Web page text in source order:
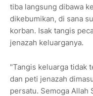
tiba langsung dibawa
dikebumikan, di sana
korban. Isak tangis
jenazah keluarganya.
"Tangis keluarga tidak
dan peti jenazah
persatu. Semoga Allah